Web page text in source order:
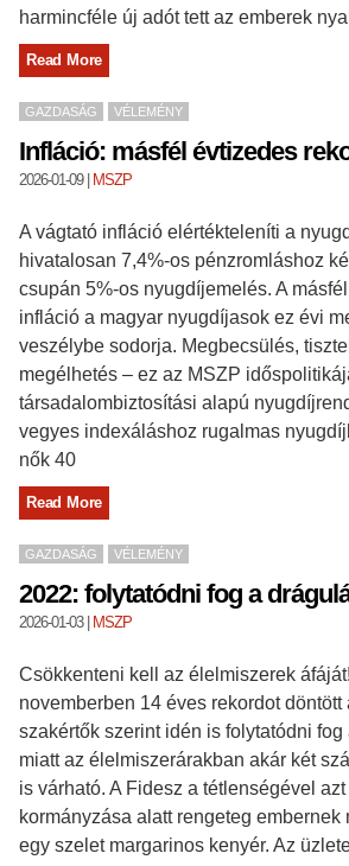
harmincféle új adót tett az emberek
Read More
GAZDASÁG VÉLEMÉNY
Infláció: másfél évtizedes
2026-01-09| MSZP
A vágtató infláció elértékteleníti a
hivatalosan 7,4%-os pénzromláshoz
csupán 5%-os nyugdíjemelés. A
infláció a magyar nyugdíjasok ez évi
veszélybe sodorja. Megbecsülés,
megélhetés – ez az MSZP
társadalombiztosítási alapú
vegyes indexáláshoz rugalmas
nők 40
Read More
GAZDASÁG VÉLEMÉNY
2022: folytatódni fog a
2026-01-03| MSZP
Csökkenteni kell az élelmiszerek
novemberben 14 éves rekordot döntött
szakértők szerint idén is folytatódni fog
miatt az élelmiszerárakban akár két
is várható. A Fidesz a tétlenségével
kormányzása alatt rengeteg embernek
egy szelet margarinos kenyér. Az